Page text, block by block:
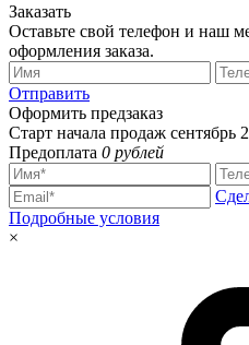
Заказать
Оставьте свой телефон и наш
оформления заказа.
Отправить
Оформить предзаказ
Старт начала продаж сентябрь
Предоплата 0 рублей
Подробные условия
×